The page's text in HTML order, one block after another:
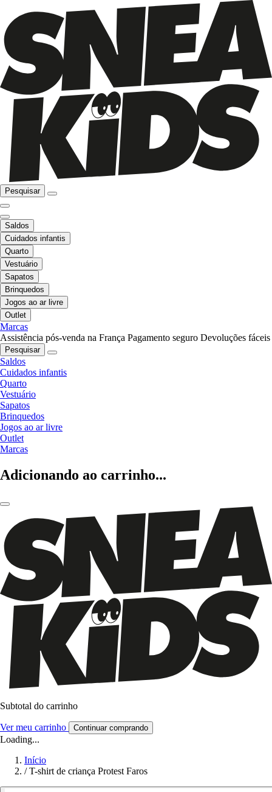
Pesquisar
Saldos
Cuidados infantis
Quarto
Vestuário
Sapatos
Brinquedos
Jogos ao ar livre
Outlet
Marcas
Assistência pós-venda na França Pagamento seguro Devoluções fáceis
Pesquisar
Saldos
Cuidados infantis
Quarto
Vestuário
Sapatos
Brinquedos
Jogos ao ar livre
Outlet
Marcas
Adicionando ao carrinho...
Subtotal do carrinho
Ver meu carrinho Continuar comprando
Loading...
Início
/ T-shirt de criança Protest Faros